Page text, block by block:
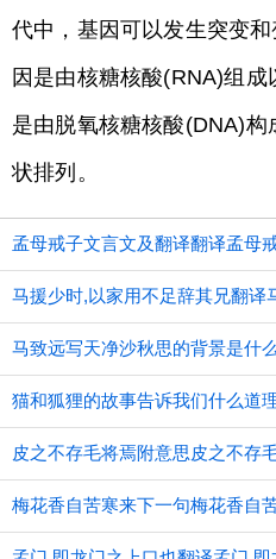
代中，基因可以发生突变
因是由核糖核酸(RNA)组
是由脱氧核糖核酸(DNA)
状排列。
孟母戒子文言文及翻译翻译孟母
马致远写天净沙秋思的背景是什
皮之不存毛将焉附意思皮之不存
梅花香自苦寒来下一句梅花香自